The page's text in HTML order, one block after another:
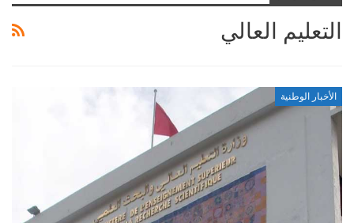
التعليم العالي
الأخبار الوطنية